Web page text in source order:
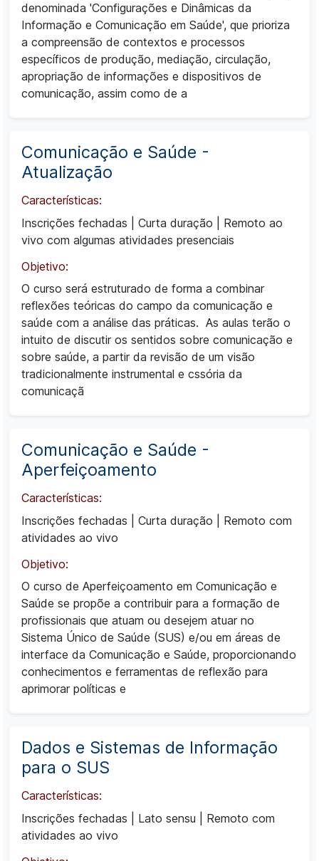
denominada 'Configurações e Dinâmicas da
Informação e Comunicação em Saúde', que prioriza
a compreensão de contextos e processos
específicos de produção, mediação, circulação,
apropriação de informações e dispositivos de
comunicação, assim como de a
Comunicação e Saúde -
Atualização
Características:
Inscrições fechadas
Curta duração
Remoto ao
vivo com algumas atividades presenciais
Objetivo:
O curso será estruturado de forma a combinar
reflexões teóricas do campo da comunicação e
saúde com a análise das práticas. As aulas terão o
intuito de discutir os sentidos sobre comunicação e
sobre saúde, a partir da revisão de um visão
tradicionalmente instrumental e cssória da
comunicaçã
Comunicação e Saúde -
Aperfeiçoamento
Características:
Inscrições fechadas
Curta duração
Remoto com
atividades ao vivo
Objetivo:
O curso de Aperfeiçoamento em Comunicação e
Saúde se propõe a contribuir para a formação de
profissionais que atuam ou desejem atuar no
Sistema Único de Saúde (SUS) e/ou em áreas de
interface da Comunicação e Saúde, proporcionando
conhecimentos e ferramentas de reflexão para
aprimorar políticas e
Dados e Sistemas de Informação
para o SUS
Características:
Inscrições fechadas
Lato sensu
Remoto com
atividades ao vivo